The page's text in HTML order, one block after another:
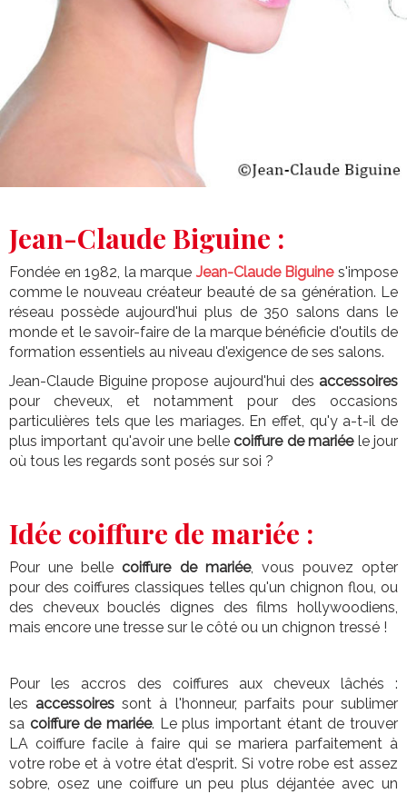
Jean-Claude Biguine :
Fondée en 1982, la marque Jean-Claude Biguine s'impose
comme le nouveau créateur beauté de sa génération. Le
réseau possède aujourd'hui plus de 350 salons dans le
monde et le savoir-faire de la marque bénéficie d'outils de
formation essentiels au niveau d'exigence de ses salons.
Jean-Claude Biguine propose aujourd'hui des accessoires
pour cheveux, et notamment pour des occasions
particulières tels que les mariages. En effet, qu'y a-t-il de
plus important qu'avoir une belle coiffure de mariéele jour
où tous les regards sont posés sur soi ?
Idée coiffure de mariée :
Pour une belle coiffure de mariée, vous pouvez opter
pour des coiffures classiques telles qu'un chignon flou, ou
des cheveux bouclés dignes des films hollywoodiens,
mais encore une tresse sur le côté ou un chignon tressé !
Pour les accros des coiffures aux cheveux lâchés :
les accessoires sont à l'honneur, parfaits pour sublimer
sa coiffure de mariée. Le plus important étant de trouver
LA coiffure facile à faire qui se mariera parfaitement à
votre robe et à votre état d'esprit.Si votre robe est assez
sobre, osez une coiffure un peu plus déjantée avec un